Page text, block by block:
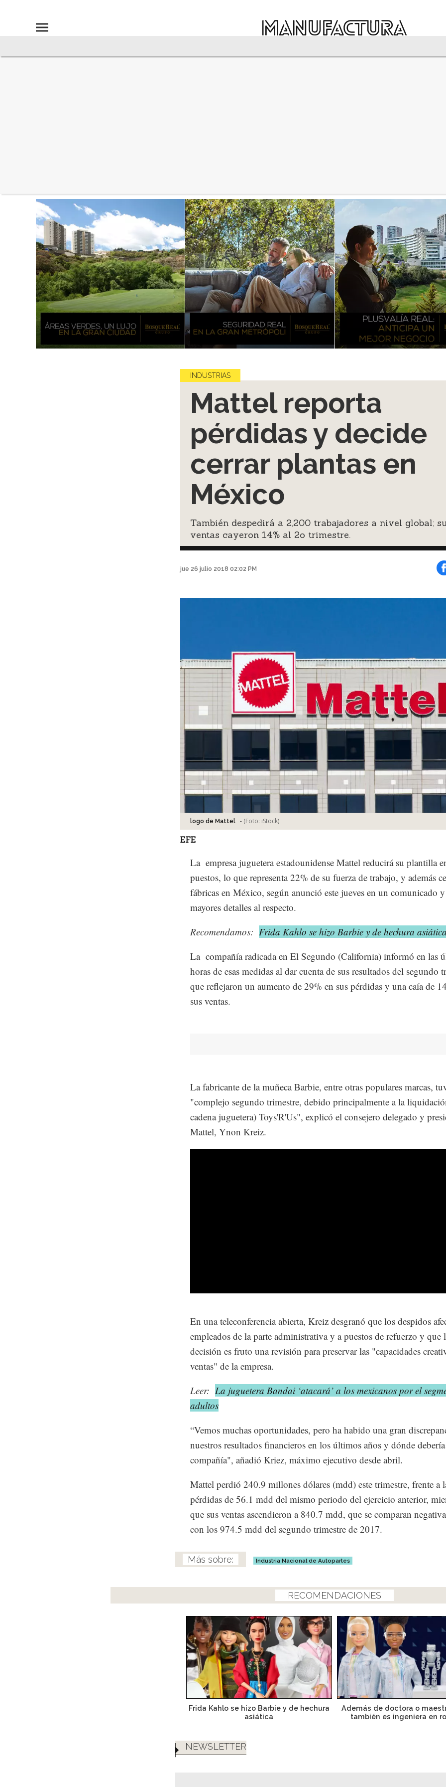
INDUSTRIAS
Mattel reporta
pérdidas y decide
cerrar plantas en
México
También despedirá a 2,200 trabajadores a nivel global;
ventas cayeron 14% al 2o trimestre.
jue 26 julio 2018 02:02 PM
logo de Mattel - (Foto: iStock)
EFE
La empresa juguetera estadounidense Mattel reducirá su plantilla
puestos, lo que representa 22% de su fuerza de trabajo, y además
fábricas en México, según anunció este jueves en un comunicado
mayores detalles al respecto.
Recomendamos: Frida Kahlo se hizo Barbie y de hechura asiática
La compañía radicada en El Segundo (California) informó en las
horas de esas medidas al dar cuenta de sus resultados del segundo
que reflejaron un aumento de 29% en sus pérdidas y una caía de
sus ventas.
La fabricante de la muñeca Barbie, entre otras populares marcas,
"complejo segundo trimestre, debido principalmente a la
cadena juguetera) Toys'R'Us", explicó el consejero delegado y
Mattel, Ynon Kreiz.
En una teleconferencia abierta, Kreiz desgranó que los despidos
empleados de la parte administrativa y a puestos de refuerzo y que
decisión es fruto una revisión para preservar las "capacidades
ventas" de la empresa.
Leer: La juguetera Bandai ‘atacará’ a los mexicanos por el
adultos
“Vemos muchas oportunidades, pero ha habido una gran
nuestros resultados financieros en los últimos años y dónde
compañía", añadió Kriez, máximo ejecutivo desde abril.
Mattel perdió 240.9 millones dólares (mdd) este trimestre, frente a
pérdidas de 56.1 mdd del mismo periodo del ejercicio anterior,
que sus ventas ascendieron a 840.7 mdd, que se comparan
con los 974.5 mdd del segundo trimestre de 2017.
Industria Nacional de Autopartes
RECOMENDACIONES
Frida Kahlo se hizo Barbie y de hechura
asiática
Además de doctora o
también es ingeniera en
NEWSLETTER